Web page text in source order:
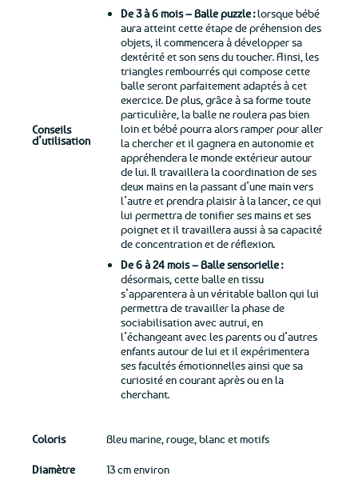
Conseils
d’utilisation
De 3 à 6 mois – Balle puzzle :lorsque bébé
aura atteint cette étape de préhension des
objets, il commencera à développer sa
dextérité et son sens du toucher. Ainsi, les
triangles rembourrés qui compose cette
balle seront parfaitement adaptés à cet
exercice. De plus, grâce à sa forme toute
particulière, la balle ne roulera pas bien
loin et bébé pourra alors ramper pour aller
la chercher et il gagnera en autonomie et
appréhendera le monde extérieur autour
de lui. Il travaillera la coordination de ses
deux mains en la passant d’une main vers
l’autre et prendra plaisir à la lancer, ce qui
lui permettra de tonifier ses mains et ses
poignet et il travaillera aussi à sa capacité
de concentration et de réflexion.
De 6 à 24 mois – Balle sensorielle :
désormais, cette balle en tissu
s’apparentera à un véritable ballon qui lui
permettra de travailler la phase de
sociabilisation avec autrui, en
l’échangeant avec les parents ou d’autres
enfants autour de lui et il expérimentera
ses facultés émotionnelles ainsi que sa
curiosité en courant après ou en la
cherchant.
Coloris Bleu marine, rouge, blanc et motifs
Diamètre 13 cm environ